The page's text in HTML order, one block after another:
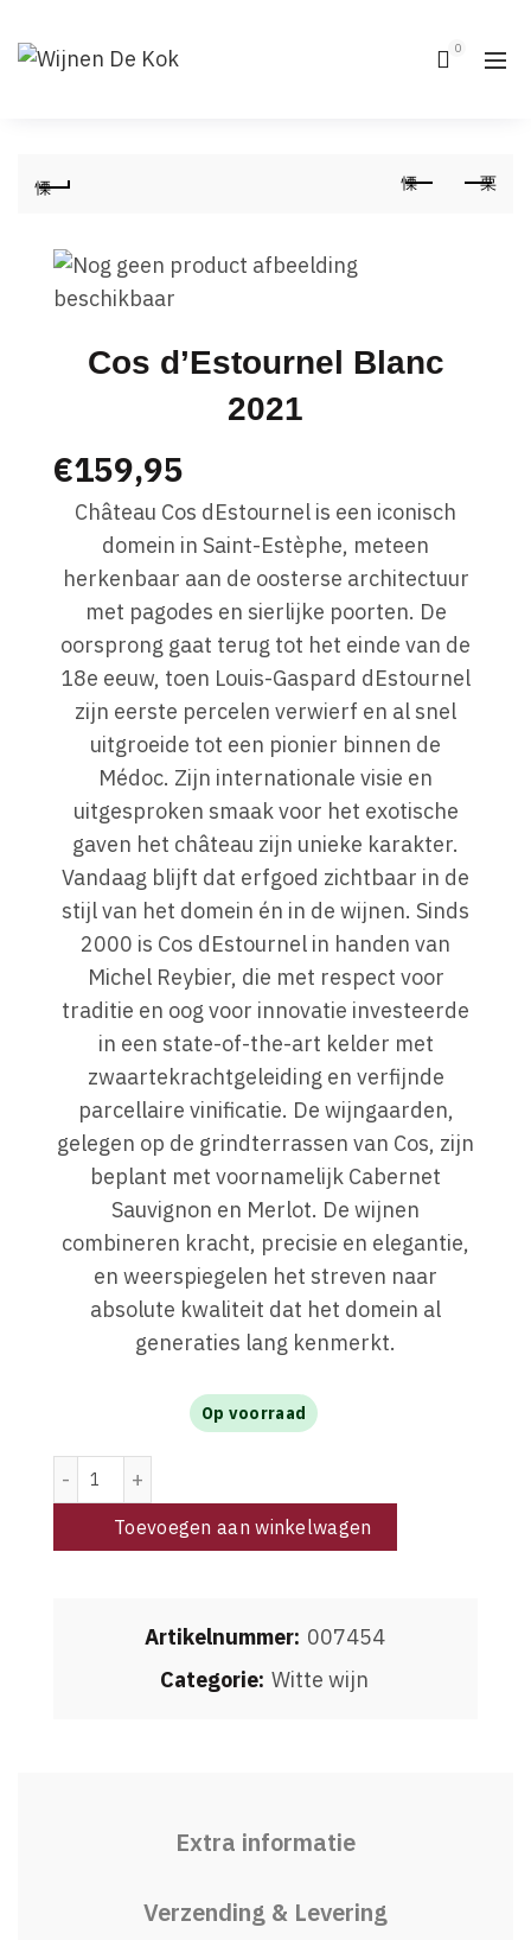
0
Cos d’Estournel Blanc
2021
€159,95
Château Cos dEstournel is een iconisch
domein in Saint-Estèphe, meteen
herkenbaar aan de oosterse architectuur
met pagodes en sierlijke poorten. De
oorsprong gaat terug tot het einde van de
18e eeuw, toen Louis-Gaspard dEstournel
zijn eerste percelen verwierf en al snel
uitgroeide tot een pionier binnen de
Médoc. Zijn internationale visie en
uitgesproken smaak voor het exotische
gaven het château zijn unieke karakter.
Vandaag blijft dat erfgoed zichtbaar in de
stijl van het domein én in de wijnen. Sinds
2000 is Cos dEstournel in handen van
Michel Reybier, die met respect voor
traditie en oog voor innovatie investeerde
in een state-of-the-art kelder met
zwaartekrachtgeleiding en verfijnde
parcellaire vinificatie. De wijngaarden,
gelegen op de grindterrassen van Cos, zijn
beplant met voornamelijk Cabernet
Sauvignon en Merlot. De wijnen
combineren kracht, precisie en elegantie,
en weerspiegelen het streven naar
absolute kwaliteit dat het domein al
generaties lang kenmerkt.
Op voorraad
Toevoegen aan winkelwagen
Artikelnummer: 007454
Categorie: Witte wijn
Extra informatie
Verzending & Levering